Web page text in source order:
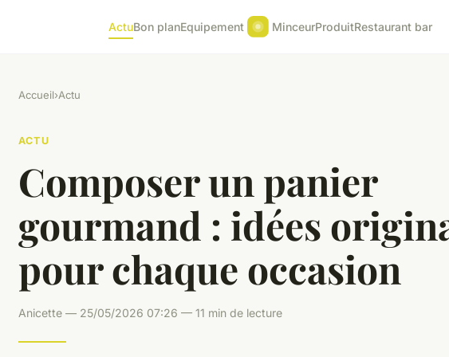
ActuBon planEquipement MinceurProduitRestaurant bar
Accueil›Actu
ACTU
Composer un panier
gourmand : idées
pour chaque occasion
Anicette — 25/05/2026 07:26 — 11 min de lecture